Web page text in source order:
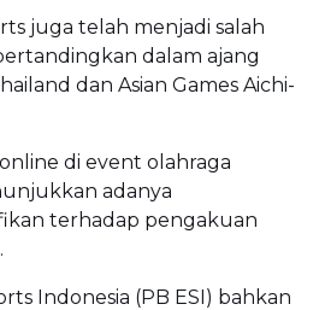
juga telah menjadi salah
dalam ajang
dan Asian Games Aichi-
di event olahraga
adanya
terhadap pengakuan
Indonesia (PB ESI) bahkan